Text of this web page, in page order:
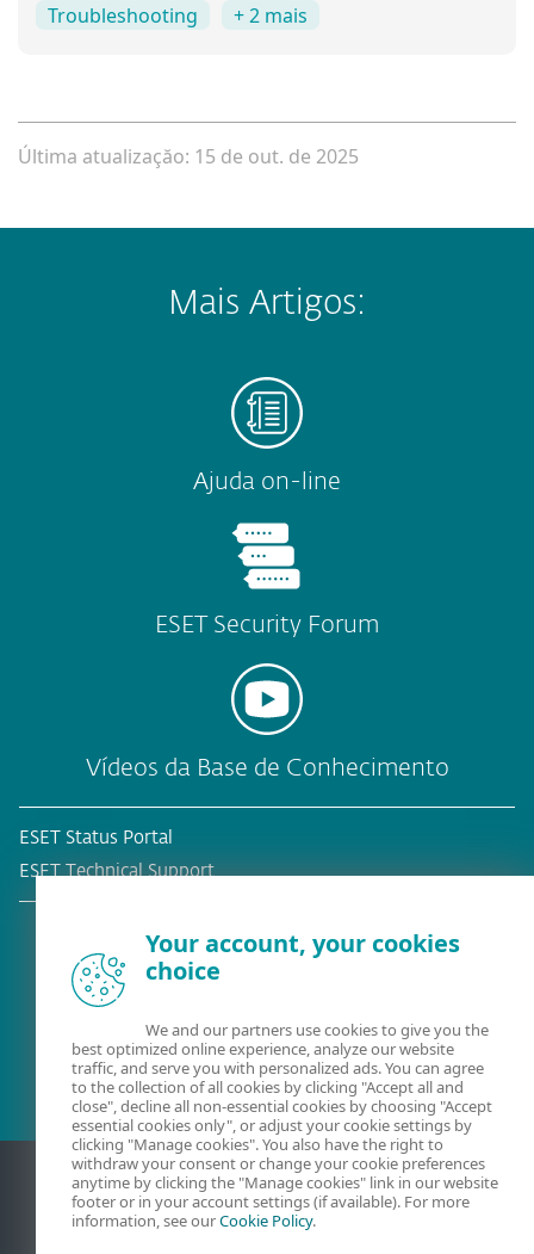
Troubleshooting
+ 2 mais
Última atualizaçăo: 15 de out. de 2025
Mais Artigos:
Ajuda on-line
ESET Security Forum
Vídeos da Base de Conhecimento
ESET Status Portal
ESET Technical Support
Cliente atual?
Your account, your cookies
choice
We and our partners use cookies to give you the
best optimized online experience, analyze our website
traffic, and serve you with personalized ads. You can agree
to the collection of all cookies by clicking "Accept all and
close", decline all non-essential cookies by choosing "Accept
essential cookies only", or adjust your cookie settings by
clicking "Manage cookies". You also have the right to
withdraw your consent or change your cookie preferences
anytime by clicking the "Manage cookies" link in our website
footer or in your account settings (if available). For more
information, see ourCookie Policy.